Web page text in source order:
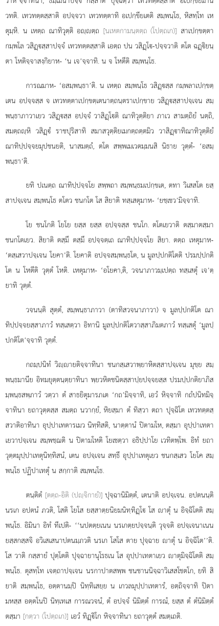
วทติ. เทวทตฺตสฺสาติ อปจฺจวา เทวทตฺตาทิ อเปกฺขียเตติ สมฺพนฺโธ, หิสทฺโท เห
ตุมฺหิ. น เหตฺถ ณาทิวุตฺติ อฺตฺถ [นเหตกามนฺตตฺถ (โปตฺถเก)] สาเปกฺขตฺตา
กมฺพโล วสิฏฺสฺสาปจฺจํ เทวทตฺตสฺสาติ เอตฺถ ปน วสิฏฺโ-ปจฺจวาติ ตโต ฉฏฺิยนฺ
ตา โหติจฺจาสงฺกิยาห- ‘น เจ’จฺจาทิ. น จ โหตีติ สมฺพนฺโธ.
การณมาห- ‘อสมฺพนฺธา’ติ. น เหตฺถ สมฺพนฺโธ วสิฏฺสฺส กมฺพลาเปกฺขตฺ
เตน อปจฺจสฺส จ เทวทตฺตาเปกฺขตฺเตนาตฺถนฺตราเปกฺขาย วสิฏฺสฺสาปจฺเจน สมฺ
พนฺธาภาวาเยว วสิฏฺสฺส อปจฺจํ วาสิฏฺโติ ณาทิวุตฺติยา ภาเว สามตฺถิยํ นตฺถิ,
สมตฺถฺหิ วสิฏฺํ ราชปุริสาทิ สมาสวุตฺติยเมกตฺถตฺตมิว วาสิฏฺาทิณาทิวุตฺติยํ
ณาทิปฺปจฺจยมุปชนยติ, นาสมตฺถํ, ตโต สพฺพเมเวตมฺมนสิ นิธาย วุตฺตํ- ‘อสมฺ
พนฺธา’ติ.
ยทิ ปเนตฺถ ณาทิปฺปจฺจโย สพฺพถา สมฺพนฺธมเปกฺขเต, ตทา วิเสสโต ยสฺ
สาปจฺเจน สมฺพนฺโธ ตโตว ชนกโต โส สิยาติ ทสฺเสตุมาห- ‘ยชฺเชว’มิจฺจาทิ.
โย ชนโกติ โยโย ยสฺส ยสฺส อปจฺจสฺส ชนโก. ตโตเยวาติ ตสฺมาตสฺมา
ชนกโตเยว. สิยาติ ตสฺมึ ตสฺมึ อปจฺจตฺเถ ณาทิปฺปจฺจโย สิยา. ตตฺถ เหตุมาห-
‘ตสฺเสวาปจฺเจน โยคา’ติ. โยคาติ อปจฺจสมฺพนฺธโต, น มูลปฺปกติโตติ ปรมปฺปกติ
โต น โหตีติ วุตฺตํ โหติ. เหตุมาห- ‘อโยคา,ติ, วจนาภาวมฺเปตฺถ ทสฺเสตุํ เจ’ตฺ
ยาทิ วุตฺตํ.
วจนนฺติ สุตฺตํ, สมฺพนฺธาภาวา (ตาทิสวจนาภาวา) จ มูลปฺปกติโต ณา
ทิปฺปจฺจยสฺสาภาวํ ทสฺเสตฺวา อิทานิ มูลปฺปกติโตวาสฺสาภิมตภาวํ ทสฺเสตุํ ‘มูลปฺ
ปกติโต’จฺจาทิ วุตฺตํ.
กถมฺปนิทํ วิฺายติจฺจาทินา ชนกสฺเสวาพฺยาหิตสฺสาปจฺเจน มุขฺย สมฺ
พนฺธมานีย อิทมยุตฺตนฺตฺยาทินา พฺยวหิตชนิตสฺสาปฺยปจฺจยสฺส ปรมปฺปกติยาภิส
มฺพนฺธสพฺภาวํ วตฺวา ตํ สาธยิตุมารภเต ‘กถ’มิจฺจาทิ, เอวํ หิจฺจาทิ กถํปนิทมิจฺ
จาทินา ยถาวุตฺตสฺส สมตฺถ นวากฺยํ, หิยสฺมา ตํ ทิสฺวา ตถา ปุจฺฉิโต เทวทตฺตสฺ
สวาติอาทินา อุปฺปาเทตารเมว นิทฺทิสติ, นาตฺตานํ ปิตามโห, ตสฺมา อุปฺปาเทตา
เยวาปจฺเจน สมฺพชฺฌติ น ปิตามโหติ โยเชตฺวา อธิปฺปาโย เวทิตพฺโพ. อิทํ ยถา
วุตฺตมุปฺปาเทตุนิทฺทิสนํ, เตน อปจฺเจน สทฺธึ อุปฺปาเทตุเยว ชนกสฺเสว โยโค สมฺ
พนฺโธ ปฏิปาเทตุํ น สกฺกาติ สมฺพนฺโธ.
ตนฺติตํ [ตตฺถ-อิติ (ปฺจิกายํ)] ปุจฺฉานิมิตฺตํ, เตนาติ อปจฺเจน. อปตนนฺติ
นรเก อปตนํ ภวติ, โสติ โยโส ยสฺสาตฺยนิยมนิทฺทิฏฺโ โส าตุํ น อิจฺฉิโตติ สมฺ
พนฺโธ. อิมินา อิทํ ทีเปติ- ‘‘นปตตฺยเนน นรเกตฺยปจฺจนฺติ วุจฺจติ อปจฺเจนาเนน
ยสฺสกสฺสจิ อวิเสเสนาปตนมฺภวติ นรเก โสโส ตาย ปุจฺฉาย าตุํ น อิจฺฉิโต’’ติ.
โส วาติ กสฺสายํ ปุตฺโตติ ปุจฺฉายานุโรธเน โส อุปฺปาเทตาเยว าตุมิจฺฉิโตติ สมฺ
พนฺโธ. ตุสทฺโท เจตฺถาปจฺเจน นรกาปาตสพฺพ ชนชานนิจฺฉาวิเสสโชตโก, ยทิ สิ
ยาติ สมฺพนฺโธ, อตฺตานมฺปิ นิทฺทิเสยฺย น เกวลมุปฺปาเทตารํ, อตฺถิจฺจาทิ ปิตา
มหสฺส อตฺตโนปิ นิทฺเทเส การณวจนํ, ตํ อปจฺจํ นิมิตฺตํ การณํ, ยสฺส ตํ ตํนิมิตฺตํ
ตสฺมา [กตฺวา (โปตฺถเก)] เอวํ ทิฏฺิโก หิจฺจาทินา ยถาวุตฺตํ สมตฺเถติ.